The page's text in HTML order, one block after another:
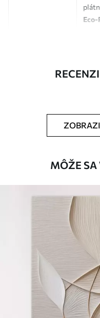
Dostupné materiály
Štandard
Odolné voči
Bezpečný atrament bez
Povrch podobný plátnu
Ekologický materiál
Premium
.00
Žiarivé a sýte farby
Odolné voči
MÔŽE SA